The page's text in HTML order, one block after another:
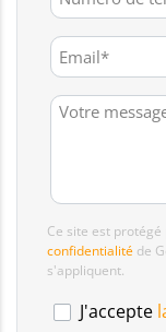
Ce site est protégé
confidentialité de
s'appliquent.
J'accepte